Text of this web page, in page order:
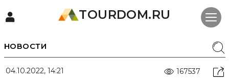
TOURDOM.RU
НОВОСТИ
04.10.2022, 14:21 167537